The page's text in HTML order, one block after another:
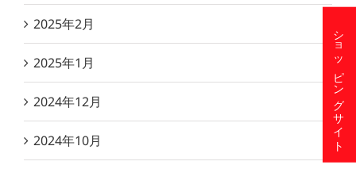
2025年2月
2025年1月
2024年12月
2024年10月 ショッピングサイト